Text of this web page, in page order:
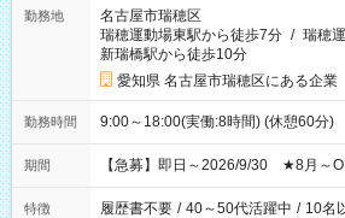
勤務地
名古屋市瑞穂区
瑞穂運動場東駅から徒歩7分 / 瑞穂
新瑞橋駅から徒歩10分
愛知県 名古屋市瑞穂区にある企業
勤務時間 9:00～18:00(実働:8時間) (休憩60分)
期間 【急募】即日～2026/9/30 ★8月～
特徴 履歴書不要 / 40～50代活躍中 / 10名